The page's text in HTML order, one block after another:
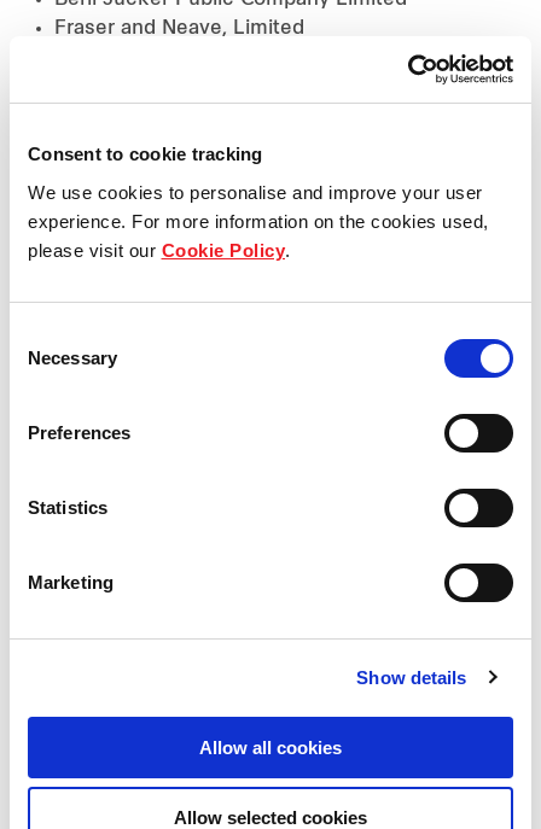
Consent to cookie tracking
We use cookies to personalise and improve your user
experience. For more information on the cookies used,
please visit our Cookie Policy.
Selection
Necessary
Preferences
Statistics
Marketing
Show details
Allow all cookies
Allow selected cookies
Fraser and Neave, Limited
BeerCo Limited
Big C Supercenter Public Company Limited
International Beverage Holdings Limited
President and Group COO – International and
Member of the Supervisory Board, Larsen le
Past directorships in listed companies held over
the preceding 5 years (from 01 Oct 2020 to 30 Sep
Past major appointments
Chief Spirits Product Group, Chief Route-to-
Market, Senior Vice President - Beer Product